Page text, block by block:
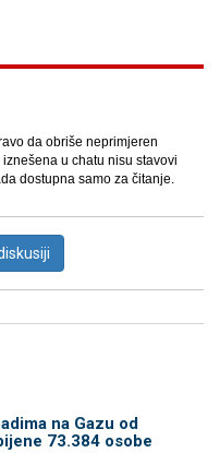
da obriše neprimjeren
u chatu nisu stavovi
dostupna samo za čitanje.
na Gazu od
73.384 osobe